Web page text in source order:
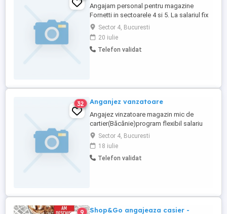
Angajam personal pentru magazine
Fornetti in sectoarele 4 si 5. La salariul fix
se adauga bonus vanzari.
Sector 4, Bucuresti
20 iulie
Telefon validat
32 Anganjez vanzatoare
Angajez vinzatoare magazin mic de
cartier(Băcănie)program flexibil salariu
3800 lei zona Emil Racovita sector 4
București.Mai multe detali la telefon:
Sector 4, Bucuresti
18 iulie
Telefon validat
9
Shop&Go angajeaza casier -